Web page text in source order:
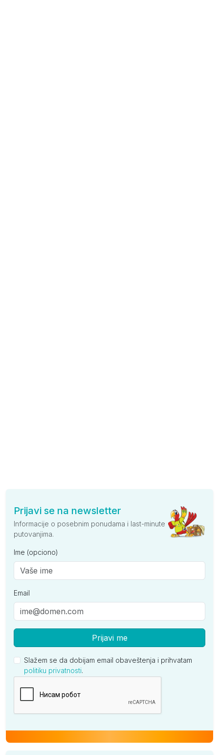
Prijavi se na newsletter
Informacije o posebnim ponudama i last-minute
putovanjima.
Ime (opciono)
Email
Prijavi me
Slažem se da dobijam email obaveštenja i prihvatam
politiku privatnosti.